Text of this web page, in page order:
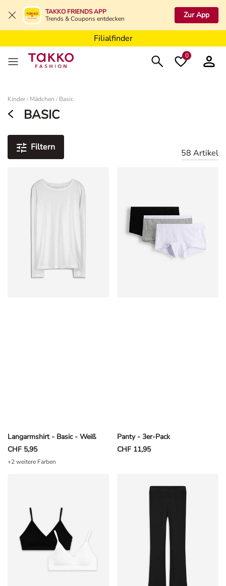
TAKKO FRIENDS APP
Trends & Coupons entdecken
Zur App
Filialfinder
Filialfinder
0
Kinder / Mädchen / Basic
BASIC
Filtern
58 Artikel
Langarmshirt - Basic - Weiß
CHF 5,95
+2 weitere Farben
Panty - 3er-Pack
CHF 11,95